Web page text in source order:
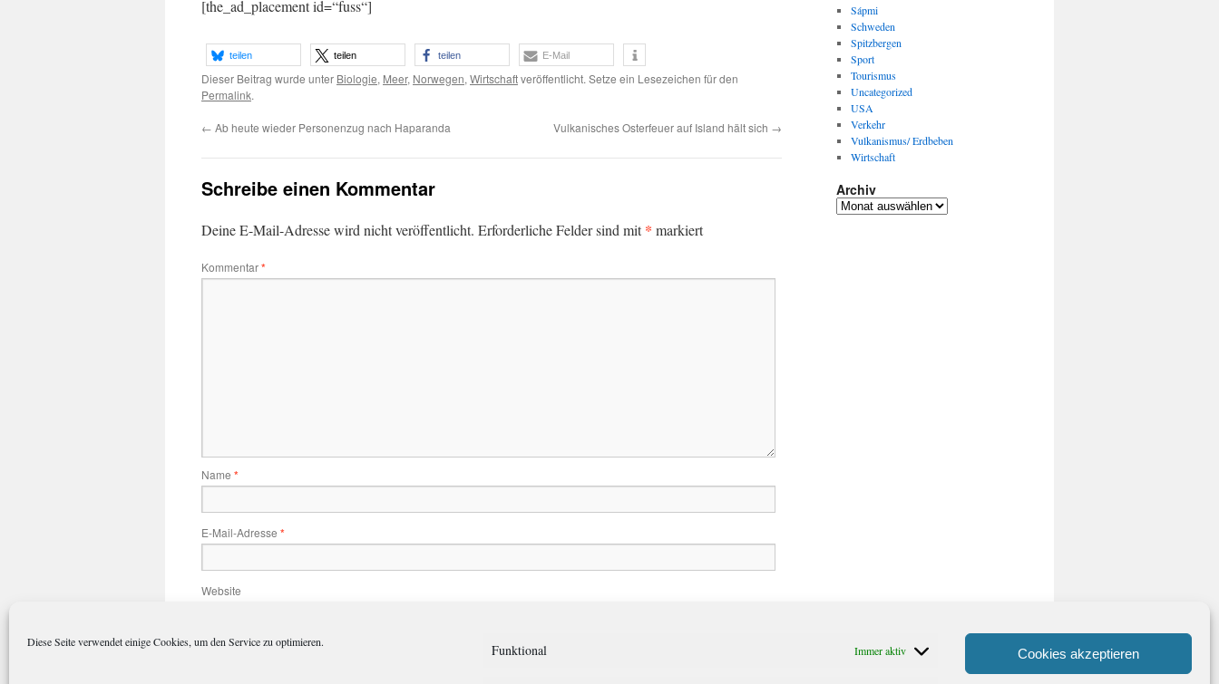
Diese Seite verwendet einige Cookies, um den Service zu optimieren. Funktional Immer aktiv Cookies akzeptieren
[the_ad_placement id=“fuss“]
teilen teilen teilen E-Mail
Dieser Beitrag wurde unter Biologie, Meer, Norwegen, Wirtschaftveröffentlicht. Setze ein Lesezeichen für den
Permalink.
← Ab heute wieder Personenzug nach Haparanda Vulkanisches Osterfeuer auf Island hält sich →
Schreibe einen Kommentar
Deine E-Mail-Adresse wird nicht veröffentlicht. Erforderliche Felder sind mit* markiert
Kommentar*
Name *
E-Mail-Adresse *
Website
Name, E-Mail-Adresse und Website in diesem Browser für meinen nächsten Kommentar speichern.
Sápmi
Schweden
Spitzbergen
Sport
Tourismus
Uncategorized
USA
Verkehr
Vulkanismus/ Erdbeben
Wirtschaft
Archiv
Archiv